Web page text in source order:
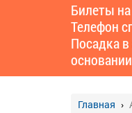
Билеты
Телефон
Посадка
Главная